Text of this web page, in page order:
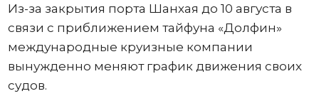
Из-за закрытия порта Шанхая до 10 августа в
связи с приближением тайфуна «Долфин»
международные круизные компании
вынужденно меняют график движения своих
судов.